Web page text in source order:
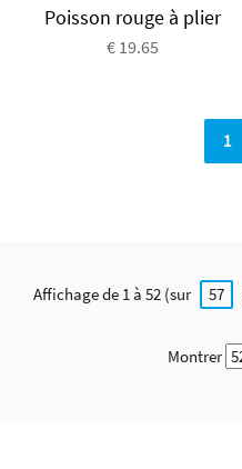
Poisson rouge à plier
€ 19.65
1
Affichage de 1 à 52 (sur 57
Montrer